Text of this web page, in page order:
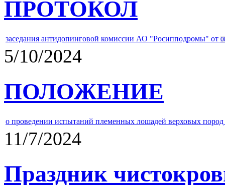
ПРОТОКОЛ
заседания антидопинговой комиссии АО "Росипподромы" от
5/10/2024
ПОЛОЖЕНИЕ
о проведении испытаний племенных лошадей верховых
11/7/2024
Праздник